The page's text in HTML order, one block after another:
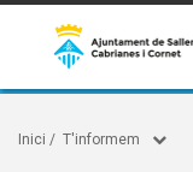
Inici / T'informem